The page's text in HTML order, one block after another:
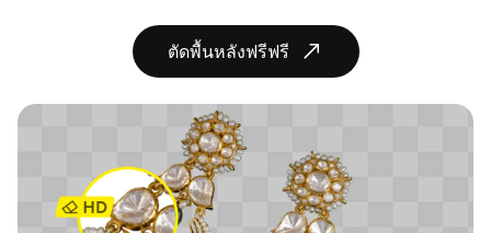
ตัดพื้นหลังฟรีฟรี